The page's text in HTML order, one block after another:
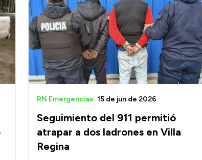
Seguimiento del 911 permitió
atrapar a dos ladrones en Villa
Regina
RN Emergencias 15 de jun de 2026